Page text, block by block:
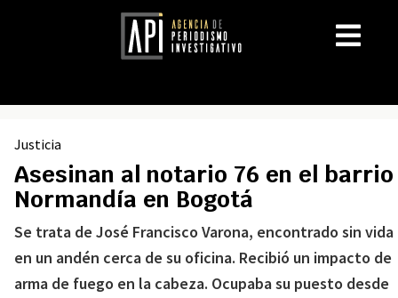
Justicia
Asesinan al notario 76 en el barrio
Normandía en Bogotá
Se trata de José Francisco Varona, encontrado sin vida
en un andén cerca de su oficina. Recibió un impacto de
arma de fuego en la cabeza. Ocupaba su puesto desde